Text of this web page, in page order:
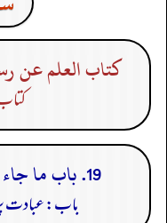
كتاب العلم عن
19. باب ما جاء في فضل الفقه على العبادة
باب: عبادت پر